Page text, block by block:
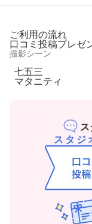
ご利用の流れ
口コミ投稿プレゼ
撮影シーン
七五三
マタニティ
スタジ